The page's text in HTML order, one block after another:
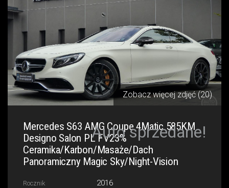
Zobacz więcej zdjęć (20)
Mercedes S63 AMG Coupe 4Matic 585KM
Designo Salon PL FV23%
Ceramika/Karbon/Masaże/Dach
Panoramiczny Magic Sky/Night-Vision
Auto sprzedane!
Rocznik 2016